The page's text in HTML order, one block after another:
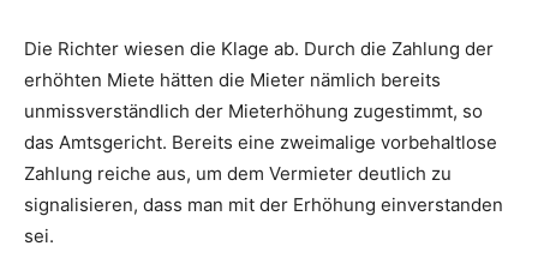
Die Richter wiesen die Klage ab. Durch die Zahlung der
erhöhten Miete hätten die Mieter nämlich bereits
unmissverständlich der Mieterhöhung zugestimmt, so
das Amtsgericht. Bereits eine zweimalige vorbehaltlose
Zahlung reiche aus, um dem Vermieter deutlich zu
signalisieren, dass man mit der Erhöhung einverstanden
sei.